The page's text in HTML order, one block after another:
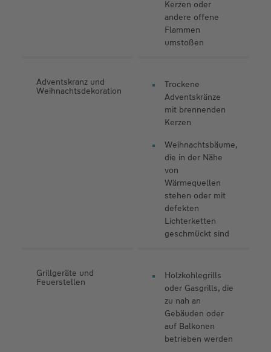
Kerzen oder
andere offene
Flammen
umstoßen
Adventskranz und
Weihnachtsdekoration
Trockene
Adventskränze
mit brennenden
Kerzen
Weihnachtsbäume,
die in der Nähe
von
Wärmequellen
stehen oder mit
defekten
Lichterketten
geschmückt sind
Grillgeräte und
Feuerstellen
Holzkohlegrills
oder Gasgrills, die
zu nah an
Gebäuden oder
auf Balkonen
betrieben werden